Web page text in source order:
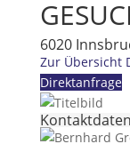
6020
Zur Übersicht
Direktanfrage
Kontaktdaten